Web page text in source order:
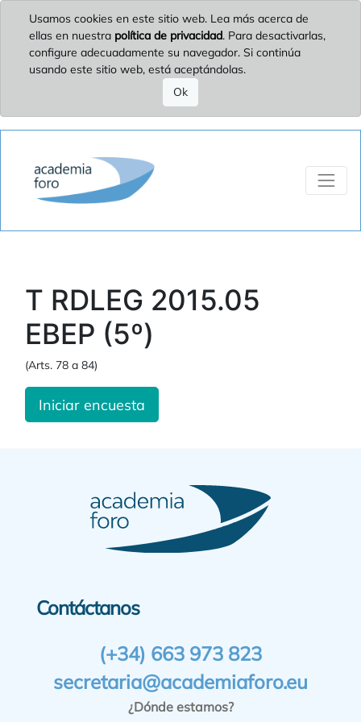
Usamos cookies en este sitio web. Lea más acerca de
ellas en nuestra política de privacidad. Para desactivarlas,
configure adecuadamente su navegador. Si continúa
usando este sitio web, está aceptándolas.
Ok
T RDLEG 2015.05
EBEP (5º)
(Arts. 78 a 84)
Iniciar encuesta
Contáctanos
(+34) 663 973 823
secretaria@academiaforo.eu
¿Dónde estamos?